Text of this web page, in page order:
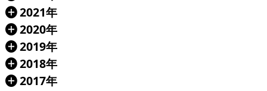
Á 2021年
Á 2020年
Á 2019年
Á 2018年
Á 2017年